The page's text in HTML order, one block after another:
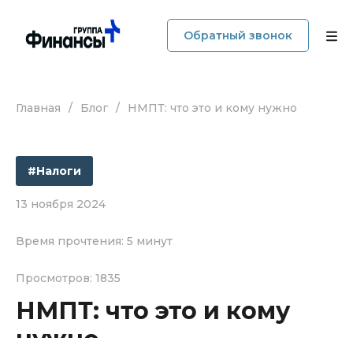
Обратный звонок
О компании
Услуги
Прайс
Наши кейсы
Блог
Отзывы
Главная / Блог / НМПТ: что это и кому нужно
#Налоги
13 ноября 2024
Время прочтения: 5 минут
Просмотров: 1835
НМПТ: что это и кому